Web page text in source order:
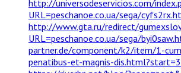
http://universodeservicios.com/
URL=peschanoe.co.ua/sega/
http://www.gta.ru/redirect/
URL=peschanoe.co.ua/sega/
partner.de/component/k2/item/1-
penatibus-et-magnis-